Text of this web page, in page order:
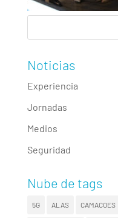
Noticias
Experiencia
Jornadas
Medios
Seguridad
Nube de tags
5G ALAS CAMACOES